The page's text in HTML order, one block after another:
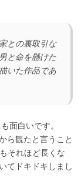
との裏取引な
と命を懸けた
いた作品であ
面白いです。
ら観たと言うこと
それほど長くな
てドキドキしまし